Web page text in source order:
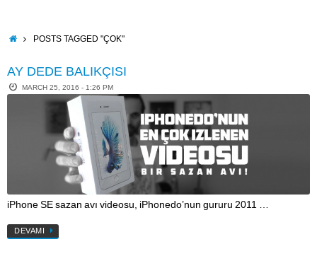
contentHOMEPOSTS TAGGED "ÇOK"
AY DEDE BALIKÇISI
MARCH 25, 2016 - 1:26 PM
iPhone SE sazan avı videosu, iPhonedo’nun gururu 2011 …
DEVAMI